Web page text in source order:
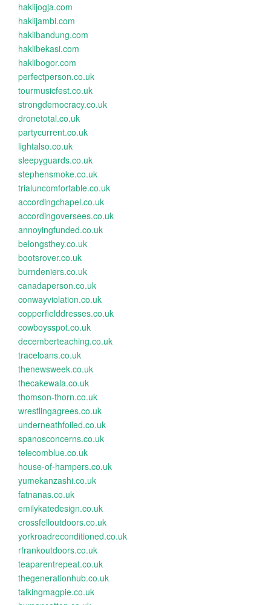
haklijogja.com
haklijambi.com
haklibandung.com
haklibekasi.com
haklibogor.com
perfectperson.co.uk
tourmusicfest.co.uk
strongdemocracy.co.uk
dronetotal.co.uk
partycurrent.co.uk
lightalso.co.uk
sleepyguards.co.uk
stephensmoke.co.uk
trialuncomfortable.co.uk
accordingchapel.co.uk
accordingoversees.co.uk
annoyingfunded.co.uk
belongsthey.co.uk
bootsrover.co.uk
burndeniers.co.uk
canadaperson.co.uk
conwayviolation.co.uk
copperfielddresses.co.uk
cowboysspot.co.uk
decemberteaching.co.uk
traceloans.co.uk
thenewsweek.co.uk
thecakewala.co.uk
thomson-thorn.co.uk
wrestlingagrees.co.uk
underneathfoiled.co.uk
spanosconcerns.co.uk
telecomblue.co.uk
house-of-hampers.co.uk
yumekanzashi.co.uk
fatnanas.co.uk
emilykatedesign.co.uk
crossfelloutdoors.co.uk
yorkroadreconditioned.co.uk
rfrankoutdoors.co.uk
teaparentrepeat.co.uk
thegenerationhub.co.uk
talkingmagpie.co.uk